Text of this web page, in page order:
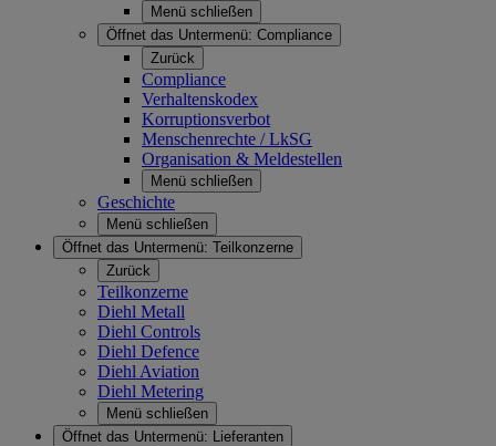
Menü schließen
Öffnet das Untermenü: Compliance
Zurück
Compliance
Verhaltenskodex
Korruptionsverbot
Menschenrechte / LkSG
Organisation & Meldestellen
Menü schließen
Geschichte
Menü schließen
Öffnet das Untermenü: Teilkonzerne
Zurück
Teilkonzerne
Diehl Metall
Diehl Controls
Diehl Defence
Diehl Aviation
Diehl Metering
Menü schließen
Öffnet das Untermenü: Lieferanten